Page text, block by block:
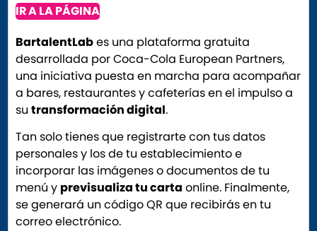
IR A LA PÁGINA
BartalentLabes una plataforma gratuita
desarrollada por Coca-Cola European Partners,
una iniciativa puesta en marcha para acompañar
a bares, restaurantes y cafeterías en el impulso a
sutransformación digital.
Tan solo tienes que registrarte con tus datos
personales y los de tu establecimiento e
incorporar las imágenes o documentos de tu
menú y previsualiza tu carta online. Finalmente,
se generará un código QR que recibirás en tu
correo electrónico.